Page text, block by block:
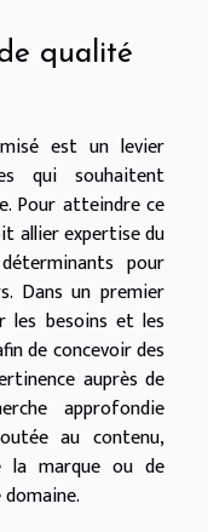
qualité
est un levier
qui souhaitent
Pour atteindre ce
allier expertise du
pour
Dans un premier
les besoins et les
de concevoir des
auprès de
approfondie
au contenu,
la marque ou de